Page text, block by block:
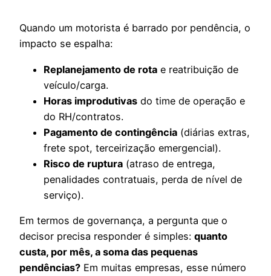
Quando um motorista é barrado por pendência, o
impacto se espalha:
Replanejamento de rota e reatribuição de
veículo/carga.
Horas improdutivas do time de operação e
do RH/contratos.
Pagamento de contingência (diárias extras,
frete spot, terceirização emergencial).
Risco de ruptura (atraso de entrega,
penalidades contratuais, perda de nível de
serviço).
Em termos de governança, a pergunta que o
decisor precisa responder é simples: quanto
custa, por mês, a soma das pequenas
pendências? Em muitas empresas, esse número